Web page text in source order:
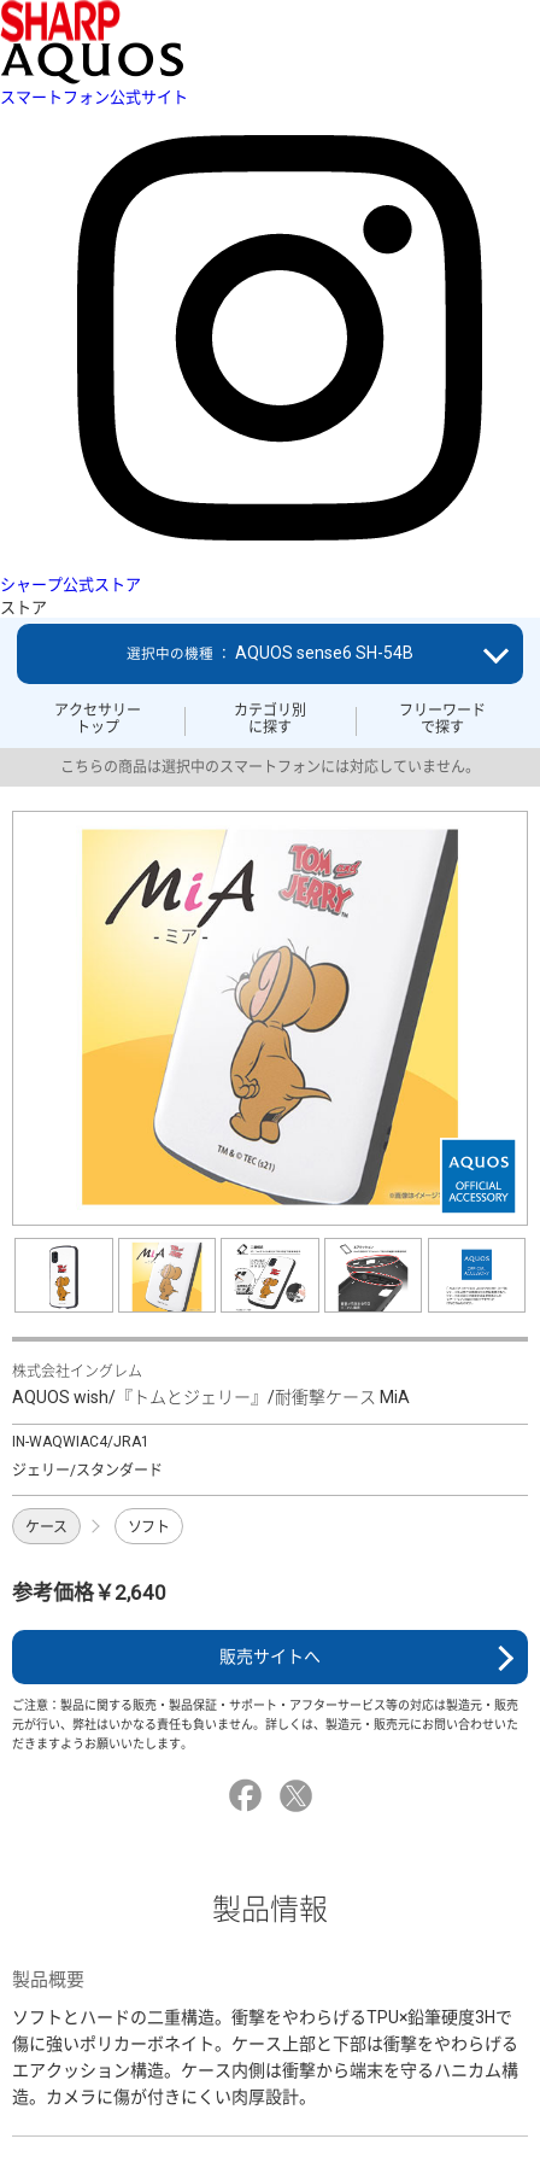
スマートフォン公式サイト
シャープ公式ストア
ストア
アクセサリー
トップ
カテゴリ別
に探す
フリーワード
で探す
選択中の機種 ： AQUOS sense6 SH-54B
こちらの商品は選択中のスマートフォンには対応していません。
株式会社イングレム
AQUOS wish/『トムとジェリー』/耐衝撃ケース MiA
IN-WAQWIAC4/JRA1
ジェリー/スタンダード
ケース ソフト
参考価格￥2,640
販売サイトへ
ご注意：製品に関する販売・製品保証・サポート・アフターサービス等の対応は製造元・販売
元が行い、弊社はいかなる責任も負いません。詳しくは、製造元・販売元にお問い合わせいた
だきますようお願いいたします。
製品情報
製品概要
ソフトとハードの二重構造。衝撃をやわらげるTPU×鉛筆硬度3Hで
傷に強いポリカーボネイト。ケース上部と下部は衝撃をやわらげる
エアクッション構造。ケース内側は衝撃から端末を守るハニカム構
造。カメラに傷が付きにくい肉厚設計。